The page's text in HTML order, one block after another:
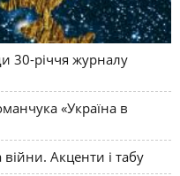
30-річчя журналу
«Україна в
Акценти і табу